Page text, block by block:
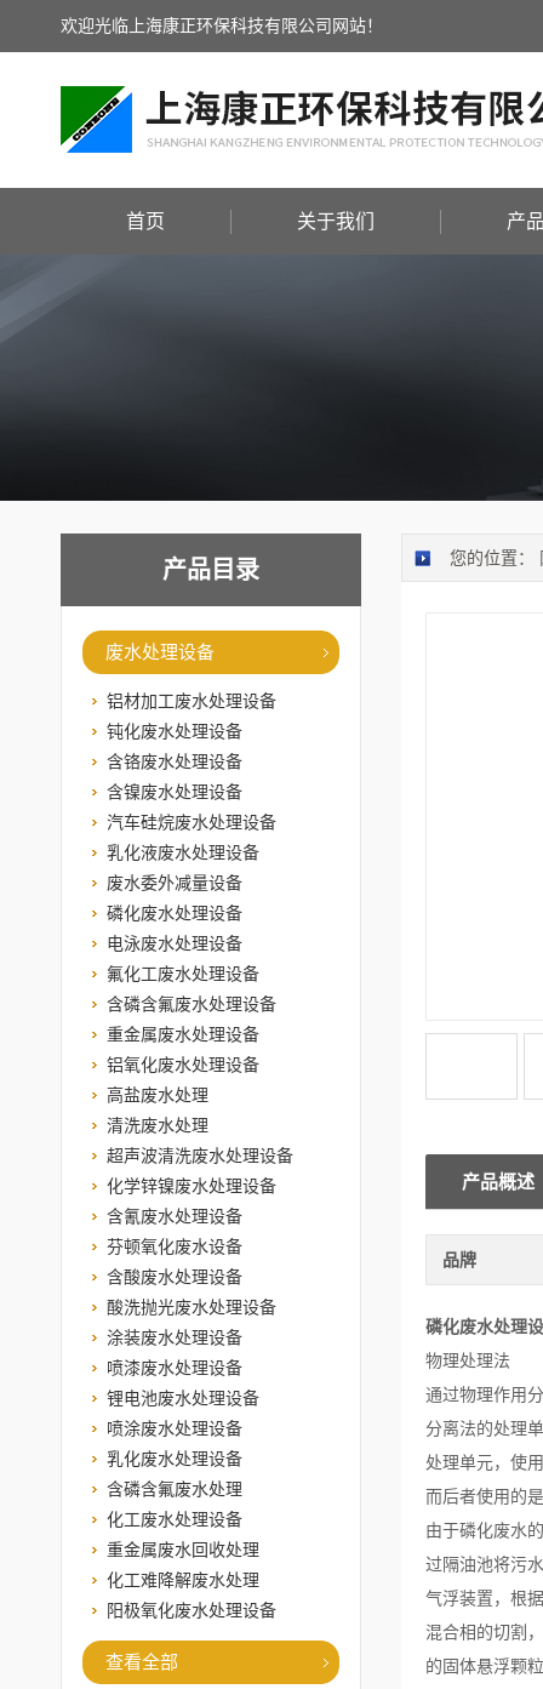
欢迎光临上海康正环保科技有限公司网站！
首页 关于我们 产
产品目录
废水处理设备
铝材加工废水处理设备
钝化废水处理设备
含铬废水处理设备
含镍废水处理设备
汽车硅烷废水处理设备
乳化液废水处理设备
废水委外减量设备
磷化废水处理设备
电泳废水处理设备
氟化工废水处理设备
含磷含氟废水处理设备
重金属废水处理设备
铝氧化废水处理设备
高盐废水处理
清洗废水处理
超声波清洗废水处理设备
化学锌镍废水处理设备
含氰废水处理设备
芬顿氧化废水设备
含酸废水处理设备
酸洗抛光废水处理设备
涂装废水处理设备
喷漆废水处理设备
锂电池废水处理设备
喷涂废水处理设备
乳化废水处理设备
含磷含氟废水处理
化工废水处理设备
重金属废水回收处理
化工难降解废水处理
阳极氧化废水处理设备
查看全部
您的位置：
产品概述
品牌
磷化废水处理
物理处理法
通过物理作用
分离法的处理
处理单元，使
而后者使用的
由于磷化废水
过隔油池将污
气浮装置，根
混合相的切割
的固体悬浮颗